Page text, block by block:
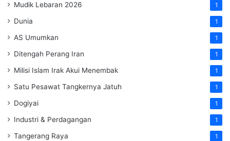
Mudik Lebaran 2026 1
Dunia 1
AS Umumkan 1
Ditengah Perang Iran 1
Milisi Islam Irak Akui Menembak 1
Satu Pesawat Tangkernya Jatuh 1
Dogiyai 1
Industri & Perdagangan 1
Tangerang Raya 1